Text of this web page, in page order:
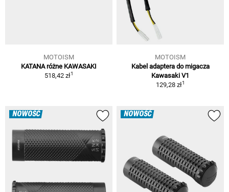
MOTOISM
KATANA różne KAWASAKI
518,42 zł1
MOTOISM
Kabel adaptera do migacza
Kawasaki V1
129,28 zł1
NOWOŚĆ NOWOŚĆ